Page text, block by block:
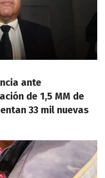
ante
de 1,5 MM de
33 mil nuevas